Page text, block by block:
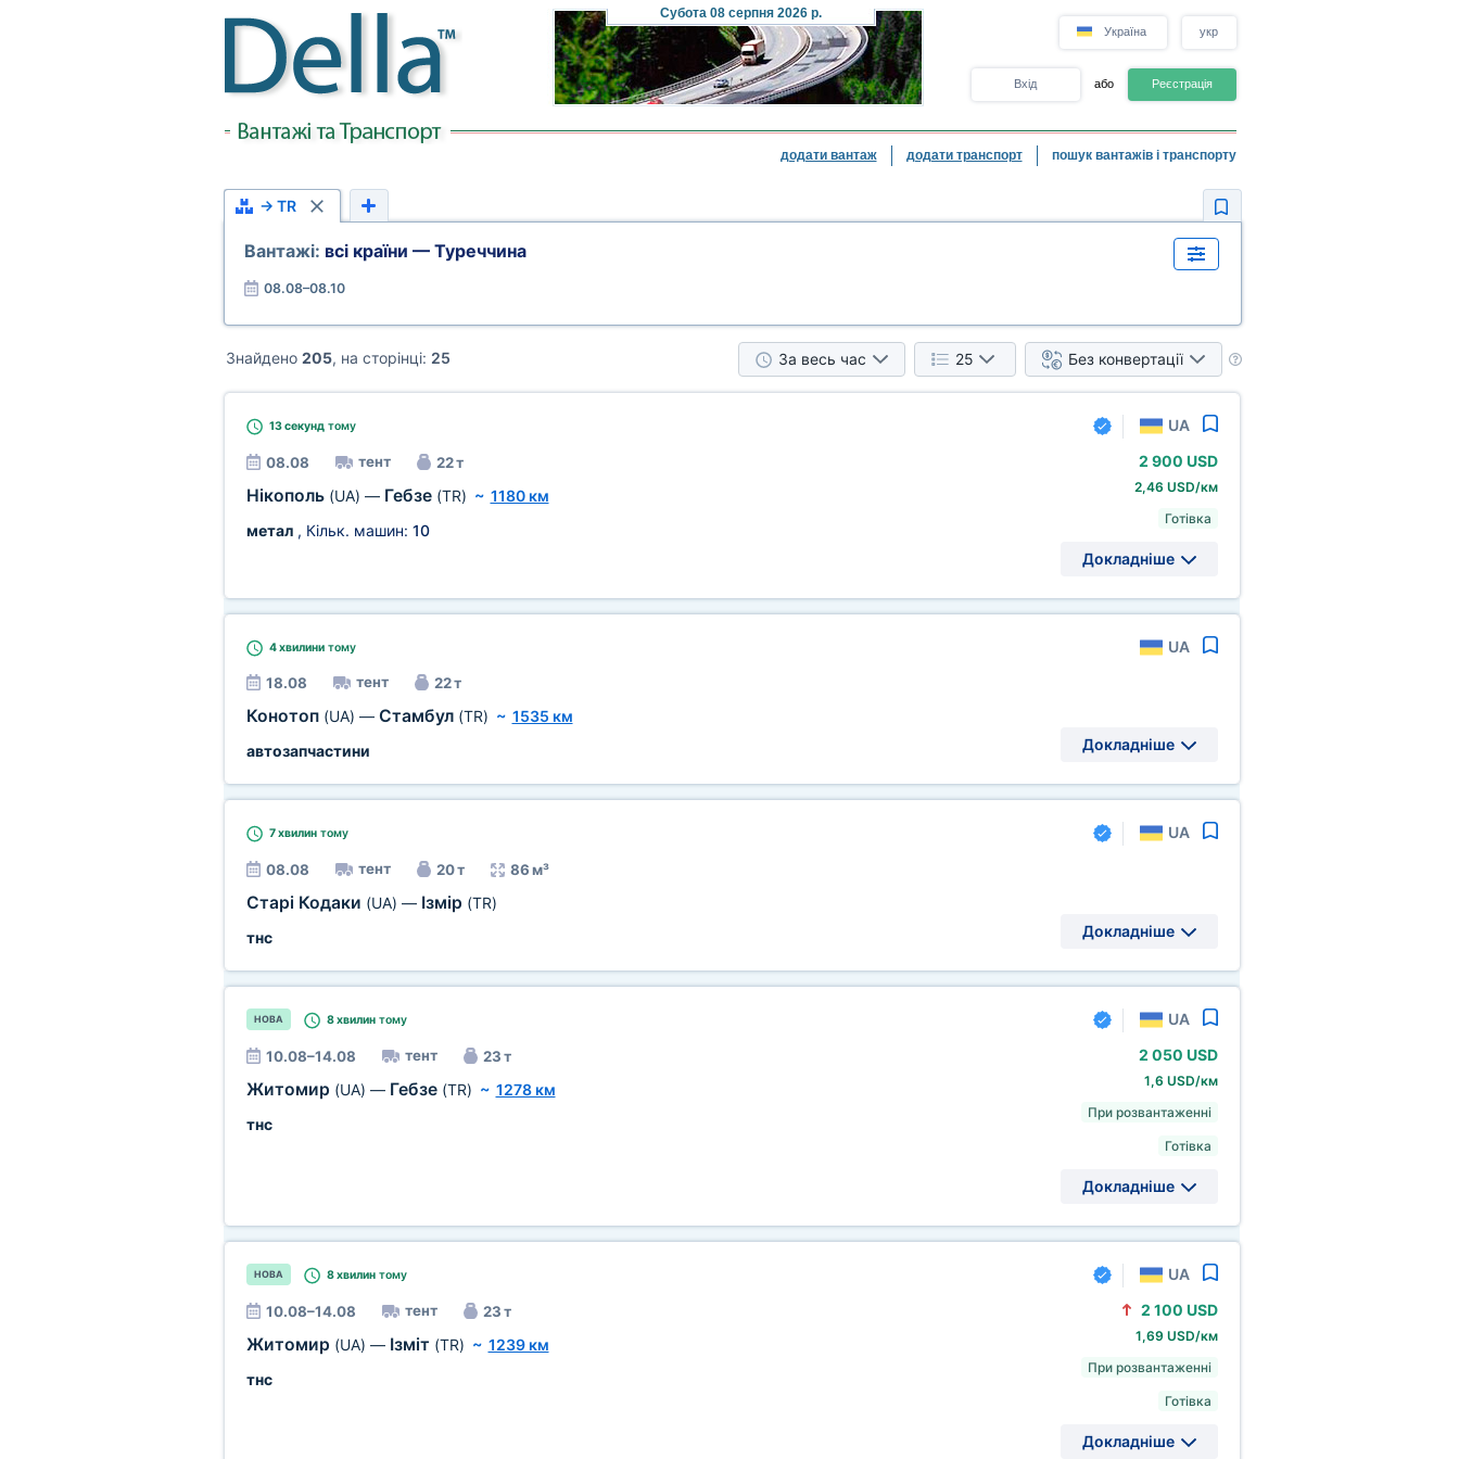
Субота08 серпня 2026 р.
Україна укр
Вхід або Реєстрація
додати вантаж додати транспорт пошук вантажів і транспорту
→ TR
Вантажі: всі країни — Туреччина
08.08–08.10
Знайдено 205, на сторінці: 25 За весь час 25 Без конвертації
13 секундтому UA
08.08 тент 22 т
Нікополь (UA) — Гебзе (TR) ~ 1180 км
метал, Кільк. машин: 10
2 900 USD
2,46 USD/км
Готівка
Докладніше
4 хвилинитому UA
18.08 тент 22 т
Конотоп (UA) — Стамбул (TR) ~ 1535 км
автозапчастини
Докладніше
7 хвилинтому UA
08.08 тент 20 т 86 м³
Старі Кодаки (UA) — Ізмір (TR)
тнс
Докладніше
НОВА 8 хвилинтому UA
10.08–14.08 тент 23 т
Житомир (UA) — Гебзе (TR) ~ 1278 км
тнс
2 050 USD
1,6 USD/км
При розвантаженні
Готівка
Докладніше
НОВА 8 хвилинтому UA
10.08–14.08 тент 23 т
Житомир (UA) — Ізміт (TR) ~ 1239 км
тнс
2 100 USD
1,69 USD/км
При розвантаженні
Готівка
Докладніше